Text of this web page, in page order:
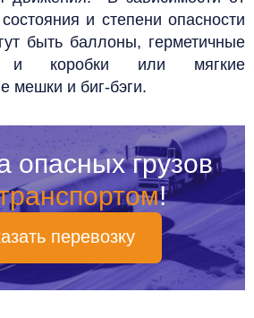
и степени опасности
быть баллоны, герметичные
и коробки или мягкие
мешки и биг-бэги.
опасных грузов
!
перевозку